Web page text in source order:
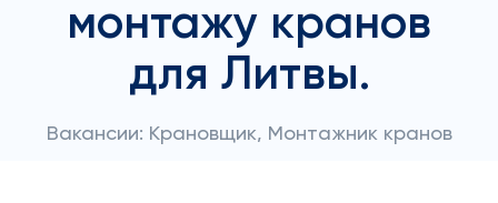
монтажу кранов
для Литвы.
Вакансии: Крановщик, Монтажник кранов